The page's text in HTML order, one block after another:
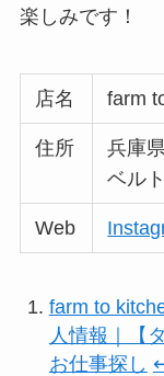
楽しみです！
店名 farm
住所
兵庫
ベル
Web
farm to
人情報｜【
お仕事探し